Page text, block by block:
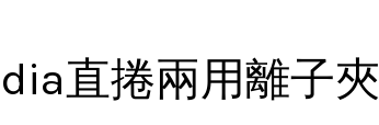
直捲兩用離子夾